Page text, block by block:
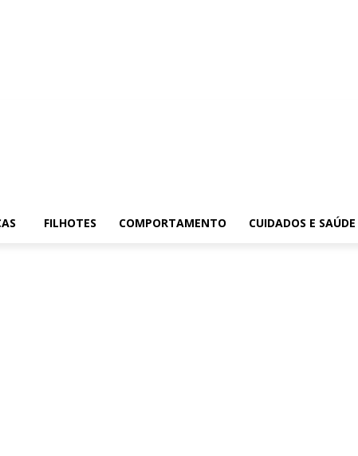
FILHOTES COMPORTAMENTO CUIDADOS E SAÚDE